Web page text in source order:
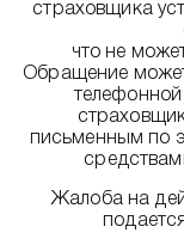
страховщика
что не
Обращение
телефонной
письменным по
Жалоба на